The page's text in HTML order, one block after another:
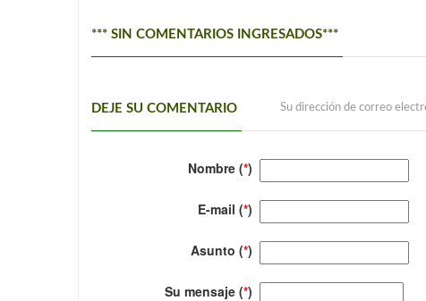
*** SIN COMENTARIOS INGRESADOS***
DEJE SU COMENTARIO Su dirección de correo
Nombre (*)
E-mail (*)
Asunto (*)
Su mensaje (*)